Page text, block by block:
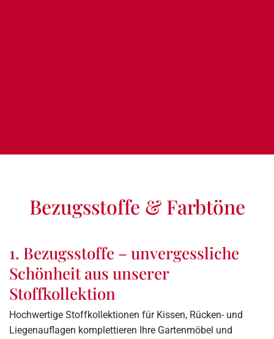
Bezugsstoffe & Farbtöne
1. Bezugsstoffe – unvergessliche
Schönheit aus unserer
Stoffkollektion
Hochwertige Stoffkollektionen für Kissen, Rücken- und
Liegenauflagen komplettieren Ihre Gartenmöbel und